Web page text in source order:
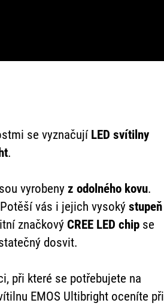
se vyznačují LED svítilny
.
vyrobeny z odolného kovu.
vás i jejich vysoký stupeň
značkový CREE LED chipse
dosvit.
při které se potřebujete na
EMOS Ultibright oceníte při